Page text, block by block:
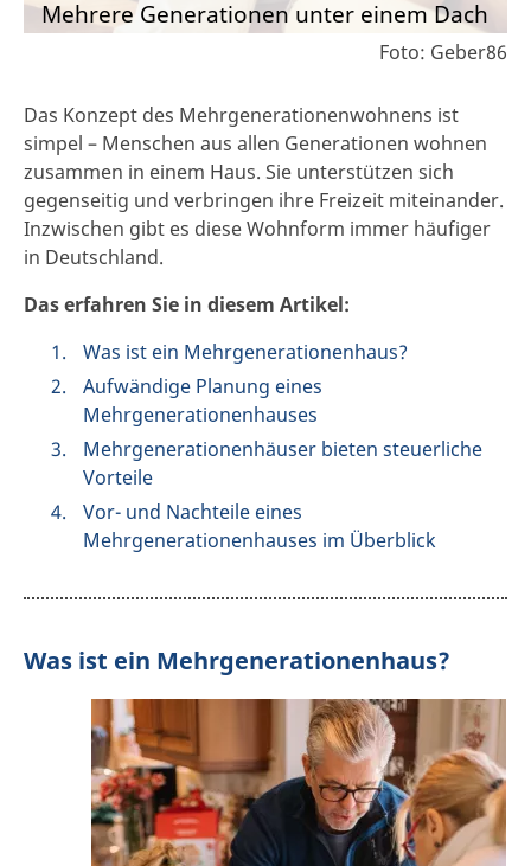
Mehrere Generationen unter einem Dach
Foto: Geber86
Das Konzept des Mehrgenerationenwohnens ist
simpel – Menschen aus allen Generationen wohnen
zusammen in einem Haus. Sie unterstützen sich
gegenseitig und verbringen ihre Freizeit miteinander.
Inzwischen gibt es diese Wohnform immer häufiger
in Deutschland.
Das erfahren Sie in diesem Artikel:
Was ist ein Mehrgenerationenhaus?
Aufwändige Planung eines
Mehrgenerationenhauses
Mehrgenerationenhäuser bieten steuerliche
Vorteile
Vor- und Nachteile eines
Mehrgenerationenhauses im Überblick
Was ist ein Mehrgenerationenhaus?